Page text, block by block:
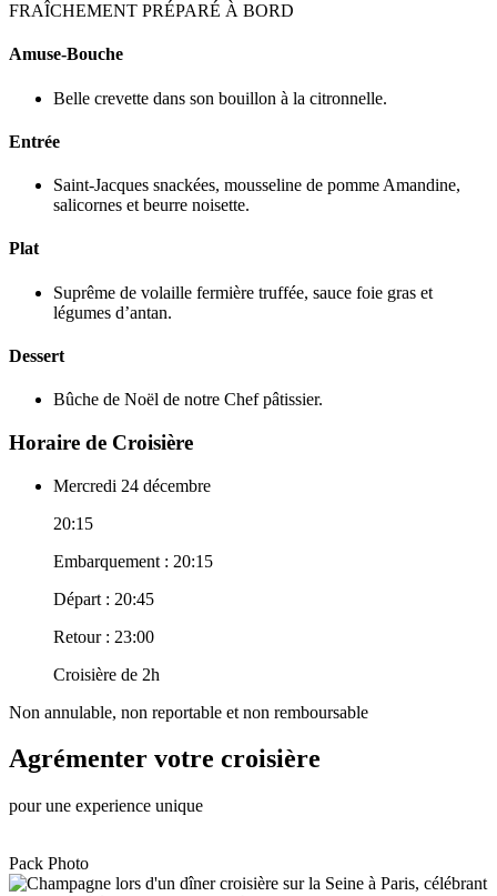
FRAÎCHEMENT PRÉPARÉ À BORD
Amuse-Bouche
Belle crevette dans son bouillon à la citronnelle.
Entrée
Saint-Jacques snackées, mousseline de pomme Amandine,
salicornes et beurre noisette.
Plat
Suprême de volaille fermière truffée, sauce foie gras et
légumes d’antan.
Dessert
Bûche de Noël de notre Chef pâtissier.
Horaire de Croisière
Mercredi 24 décembre
20:15
Embarquement : 20:15
Départ : 20:45
Retour : 23:00
Croisière de 2h
Non annulable, non reportable et non remboursable
Agrémenter votre croisière
pour une experience unique
Pack Photo